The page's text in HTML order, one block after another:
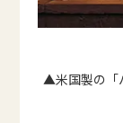
▲米国製の「